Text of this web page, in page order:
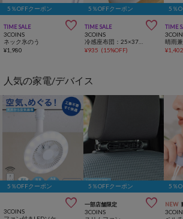
5％OFFクーポン
TIME SALE 
3COINS
ネック氷のう
¥1,980
5％OFFクーポン
TIME SALE 
3COINS
冷感座布団：25×37cm
¥935 (15%OFF)
5％
TIME
¥
人気の家電/デバイス
5％OFFクーポン

3COINS
5％OFFクーポン
一部店舗限定 
3COINS
5％
NEW